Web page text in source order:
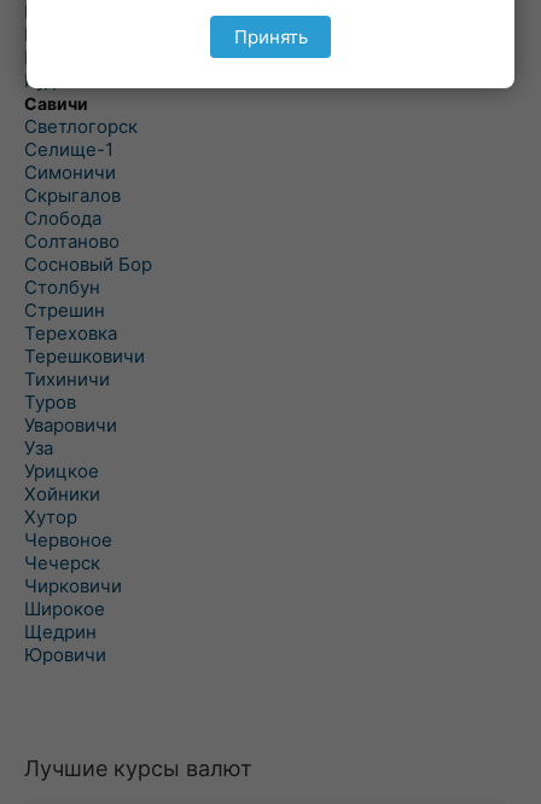
Ровенская Слобода
Рогачев
Рогинь
Рудня
Савичи
Светлогорск
Селище-1
Симоничи
Скрыгалов
Слобода
Солтаново
Сосновый Бор
Столбун
Стрешин
Тереховка
Терешковичи
Тихиничи
Туров
Уваровичи
Уза
Урицкое
Хойники
Хутор
Червоное
Чечерск
Чирковичи
Широкое
Щедрин
Юровичи
Лучшие курсы валют
Принять